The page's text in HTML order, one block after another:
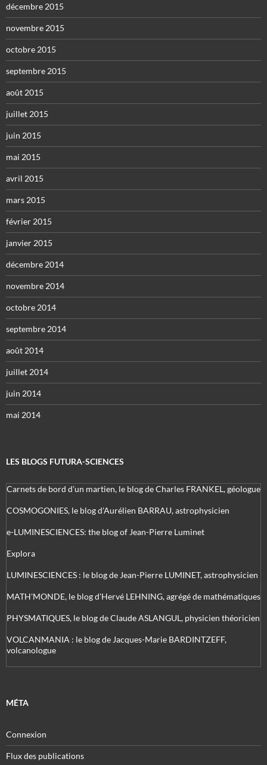
décembre 2015
novembre 2015
octobre 2015
septembre 2015
août 2015
juillet 2015
juin 2015
mai 2015
avril 2015
mars 2015
février 2015
janvier 2015
décembre 2014
novembre 2014
octobre 2014
septembre 2014
août 2014
juillet 2014
juin 2014
mai 2014
LES BLOGS FUTURA-SCIENCES
Carnets de bord d’un martien, le blog de Charles FRANKEL, géologue
COSMOGONIES, le blog d'Aurélien BARRAU, astrophysicien
e-LUMINESCIENCES: the blog of Jean-Pierre Luminet
Explora
LUMINESCIENCES : le blog de Jean-Pierre LUMINET, astrophysicien
MATH'MONDE, le blog d'Hervé LEHNING, agrégé de mathématiques
PHYSMATIQUES, le blog de Claude ASLANGUL, physicien théoricien
VOLCANMANIA : le blog de Jacques-Marie BARDINTZEFF,
volcanologue
MÉTA
Connexion
Flux des publications